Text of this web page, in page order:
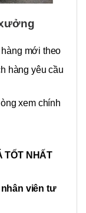
mới theo
hàng yêu cầu
xem chính
TỐT NHẤT
viên tư